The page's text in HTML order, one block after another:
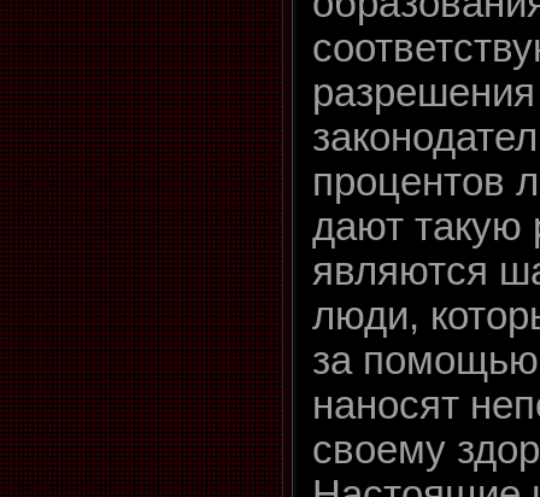
процентов
дают такую
являются
люди,
за
наносят
своему